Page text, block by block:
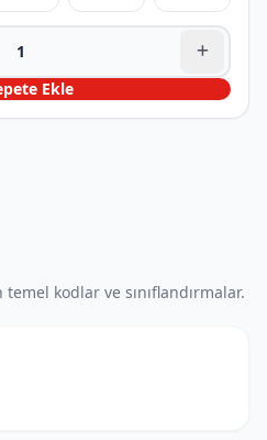
Ekle
temel kodlar ve sınıflandırmalar.